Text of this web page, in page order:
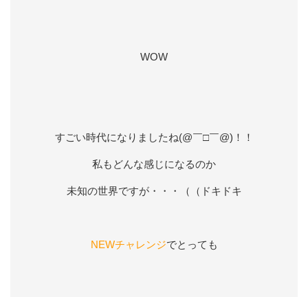
WOW
すごい時代になりましたね(@￣□￣@)！！
私もどんな感じになるのか
未知の世界ですが・・・（（ドキドキ
NEWチャレンジでとっても